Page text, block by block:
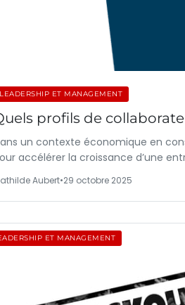
LEADERSHIP ET MANAGEMENT
profils de
un contexte économique en
accélérer la croissance d’une
Aubert•29 octobre 2025
ET MANAGEMENT